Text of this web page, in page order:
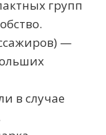
групп
—
в случае